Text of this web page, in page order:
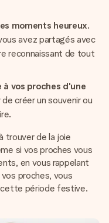
moments heureux.
avez partagés avec
reconnaissant de tout
à vos proches d'une
créer un souvenir ou
trouver de la joie
si vos proches vous
en vous rappelant
proches, vous
cette période festive.